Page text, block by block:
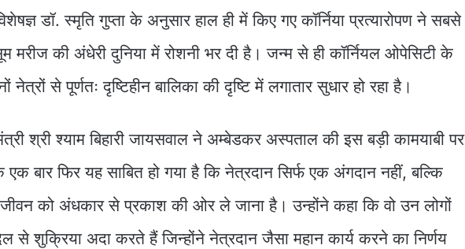
डॉ. स्मृति गुप्ता के अनुसार हाल ही में किए गए कॉर्निया प्रत्यारोपण ने सबसे
मरीज की अंधेरी दुनिया में रोशनी भर दी है। जन्म से ही कॉर्नियल ओपेसिटी के
नेत्रों से पूर्णतः दृष्टिहीन बालिका की दृष्टि में लगातार सुधार हो रहा है।
श्री श्याम बिहारी जायसवाल ने अम्बेडकर अस्पताल की इस बड़ी कामयाबी पर
एक बार फिर यह साबित हो गया है कि नेत्रदान सिर्फ एक अंगदान नहीं, बल्कि
को अंधकार से प्रकाश की ओर ले जाना है। उन्होंने कहा कि वो उन लोगों
से शुक्रिया अदा करते हैं जिन्होंने नेत्रदान जैसा महान कार्य करने का निर्णय